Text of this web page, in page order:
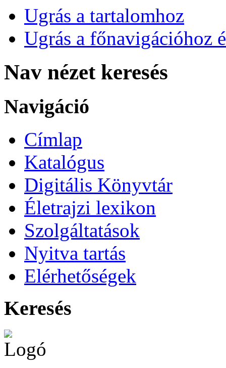
Ugrás a tartalomhoz
Ugrás a főnavigációhoz
Nav nézet keresés
Navigáció
Címlap
Katalógus
Digitális Könyvtár
Életrajzi lexikon
Szolgáltatások
Nyitva tartás
Elérhetőségek
Keresés